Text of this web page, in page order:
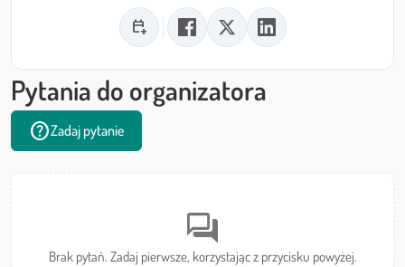
calendar_add_on
Pytania do organizatora
helpZadaj pytanie
forum
Brak pytań. Zadaj pierwsze, korzystając z przycisku powyżej.